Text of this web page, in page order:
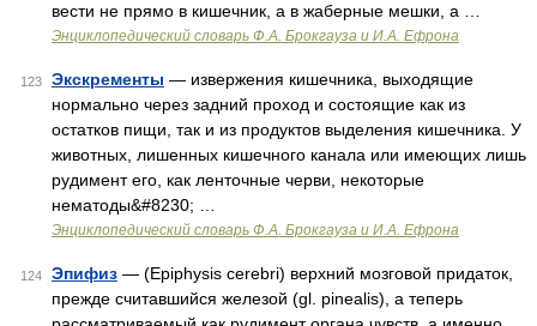
вести не прямо в кишечник, а в жаберные мешки, а …
Энциклопедический словарь Ф.А. Брокгауза и И.А. Ефрона
123 Экскременты — извержения кишечника, выходящие
нормально через задний проход и состоящие как из
остатков пищи, так и из продуктов выделения кишечника. У
животных, лишенных кишечного канала или имеющих лишь
рудимент его, как ленточные черви, некоторые
нематоды&#8230; …
Энциклопедический словарь Ф.А. Брокгауза и И.А. Ефрона
124 Эпифиз — (Epiphysis cerebri) верхний мозговой придаток,
прежде считавшийся железой (gl. pinealis), а теперь